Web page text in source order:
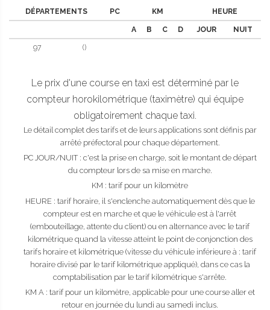
DÉPARTEMENTS PC KM HEURE
A B C D JOUR NUIT
97 ()
Le prix d'une course en taxi est déterminé par le
compteur horokilométrique (taximètre) qui équipe
obligatoirement chaque taxi.
Le détail complet des tarifs et de leurs applications sont définis par
arrêté préfectoral pour chaque département.
PC JOUR/NUIT : c'est la prise en charge, soit le montant de départ
du compteur lors de sa mise en marche.
KM : tarif pour un kilomètre
HEURE : tarif horaire, il s'enclenche automatiquement dès que le
compteur est en marche et que le véhicule est à l'arrêt
(embouteillage, attente du client) ou en alternance avec le tarif
kilométrique quand la vitesse atteint le point de conjonction des
tarifs horaire et kilométrique (vitesse du véhicule inférieure à : tarif
horaire divisé par le tarif kilométrique appliqué), dans ce cas la
comptabilisation par le tarif kilométrique s'arrête.
KM A : tarif pour un kilomètre, applicable pour une course aller et
retour en journée du lundi au samedi inclus.